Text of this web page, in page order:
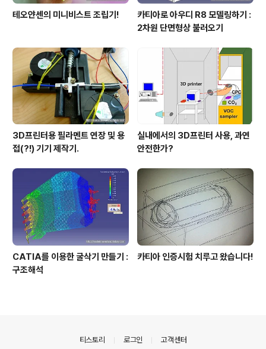
테오얀센의 미니비스트 조립기!
카티아로 아우디 R8 모델링하기 :
2차원 단면형상 불러오기
3D프린터용 필라멘트 연장 및 용
접(?!) 기기 제작기.
실내에서의 3D프린터 사용, 과연
안전한가?
CATIA를 이용한 굴삭기 만들기 :
구조해석
카티아 인증시험 치루고 왔습니다!
티스토리 로그인 고객센터